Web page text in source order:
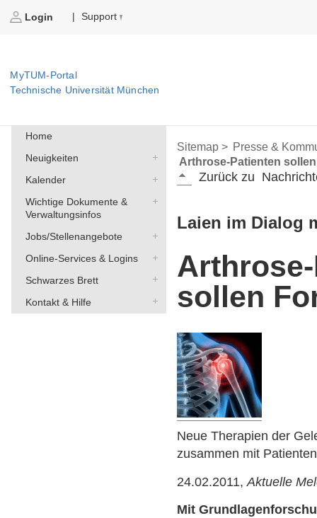
Login | Support
MyTUM-Portal
Technische Universität München
Home
Neuigkeiten
Kalender
Wichtige Dokumente &
Verwaltungsinfos
Jobs/Stellenangebote
Online-Services & Logins
Schwarzes Brett
Kontakt & Hilfe
Sitemap > Presse &
Arthrose-Patienten
Zurück zu
Laien im Dialog
sollen
Neue Therapien der
zusammen mit
24.02.2011,Aktuelle
Mit